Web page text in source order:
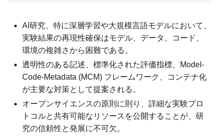
AI研究、特に深層学習や大規模言語モデルにおいて、
実験結果の再現性確保はモデル、データ、コード、
環境の複雑さから困難である。
透明性のある記述、標準化された評価指標、Model-
Code-Metadata (MCM) フレームワーク、コンテナ化
が主要な対策として提案される。
オープンサイエンスの原則に則り、詳細な実験プロ
トコルと共有可能なリソースを公開することが、研
究の信頼性と発展に不可欠。